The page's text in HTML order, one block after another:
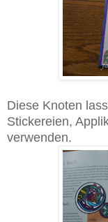
Diese Knoten
Stickereien,
verwenden.